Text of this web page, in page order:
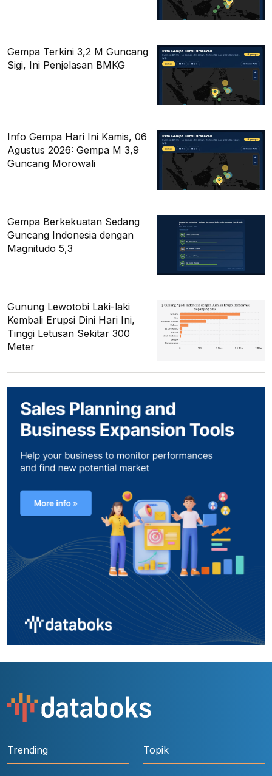
Gempa Terkini 3,2 M Guncang
Sigi, Ini Penjelasan BMKG
Info Gempa Hari Ini Kamis, 06
Agustus 2026: Gempa M 3,9
Guncang Morowali
Gempa Berkekuatan Sedang
Guncang Indonesia dengan
Magnitudo 5,3
Gunung Lewotobi Laki-laki
Kembali Erupsi Dini Hari Ini,
Tinggi Letusan Sekitar 300
Meter
Trending Topik